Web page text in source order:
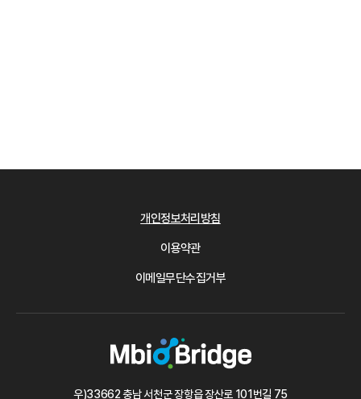
개인정보처리방침
이용약관
이메일무단수집거부
우)33662 충남 서천군 장항읍 장산로 101번길 75